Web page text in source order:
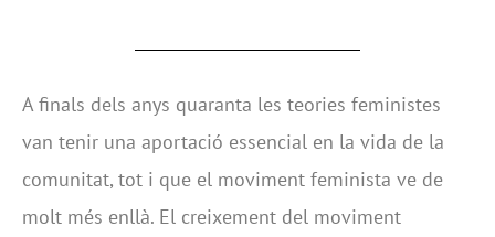
A finals dels anys quaranta les teories feministes
van tenir una aportació essencial en la vida de la
comunitat, tot i que el moviment feminista ve de
molt més enllà. El creixement del moviment